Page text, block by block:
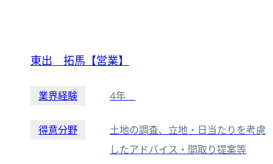
東出 拓馬【営業】
業界経験 4年
得意分野
土地の調査、立地・日当たりを考慮
したアドバイス・間取り提案等